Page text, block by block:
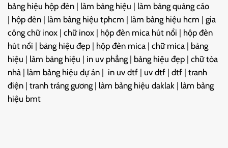
bảng hiệu hộp đèn | làm bảng hiệu | làm bảng quảng cáo
| hộp đèn | làm bảng hiệu tphcm | làm bảng hiệu hcm | gia
công chữ inox | chữ inox | hộp đèn mica hút nổi | hộp đèn
hút nổi | bảng hiệu đẹp | hộp đèn mica | chữ mica | bảng
hiệu | làm bảng hiệu | in uv phẳng | bảng hiệu đẹp | chữ tòa
nhà | làm bảng hiệu dự án | in uv dtf | uv dtf | dtf | tranh
điện | tranh tráng gương | làm bảng hiệu daklak | làm bảng
hiệu bmt